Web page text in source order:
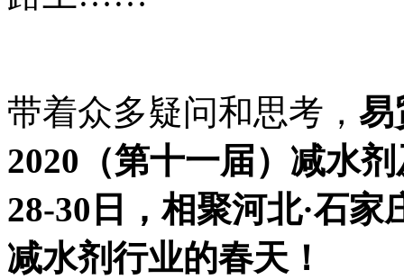
带着众多疑问和思考， 易
2020（第十一届）减水
28-30日，相聚河北·石
减水剂行业的春天！